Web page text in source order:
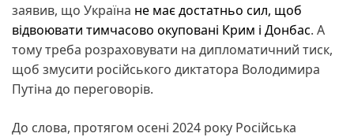
заявив, що Україна не має достатньо сил, щоб
відвоювати тимчасово окуповані Крим і Донбас. А
тому треба розраховувати на дипломатичний тиск,
щоб змусити російського диктатора Володимира
Путіна до переговорів.
До слова, протягом осені 2024 року Російська